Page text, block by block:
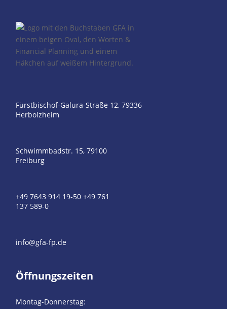
Fürstbischof-Galura-Straße 12, 79336
Herbolzheim
Schwimmbadstr. 15, 79100
Freiburg
+49 7643 914 19-50 +49 761
137 589-0
info@gfa-fp.de
Öffnungszeiten
Montag-Donnerstag: